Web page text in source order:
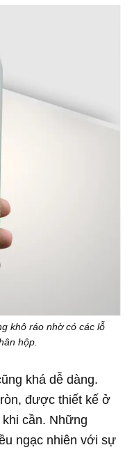
khô ráo nhờ có các lỗ
hộp.
khá dễ dàng.
được thiết kế ở
cần. Những
ngạc nhiên với sự